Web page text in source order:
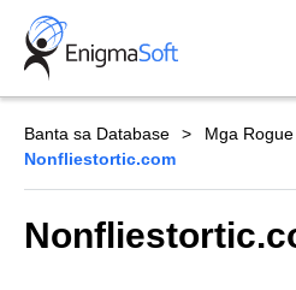
Skip
content
Banta sa Database
Mga
Nonfliestortic.com